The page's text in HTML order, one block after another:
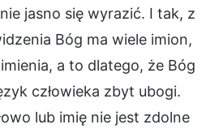
jasno się wyrazić. I tak, z
Bóg ma wiele imion,
a to dlatego, że Bóg
człowieka zbyt ubogi.
lub imię nie jest zdolne